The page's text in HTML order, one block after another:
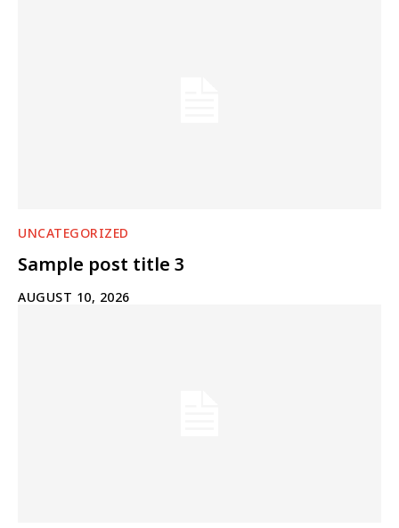
UNCATEGORIZED
Sample post title 3
AUGUST 10, 2026